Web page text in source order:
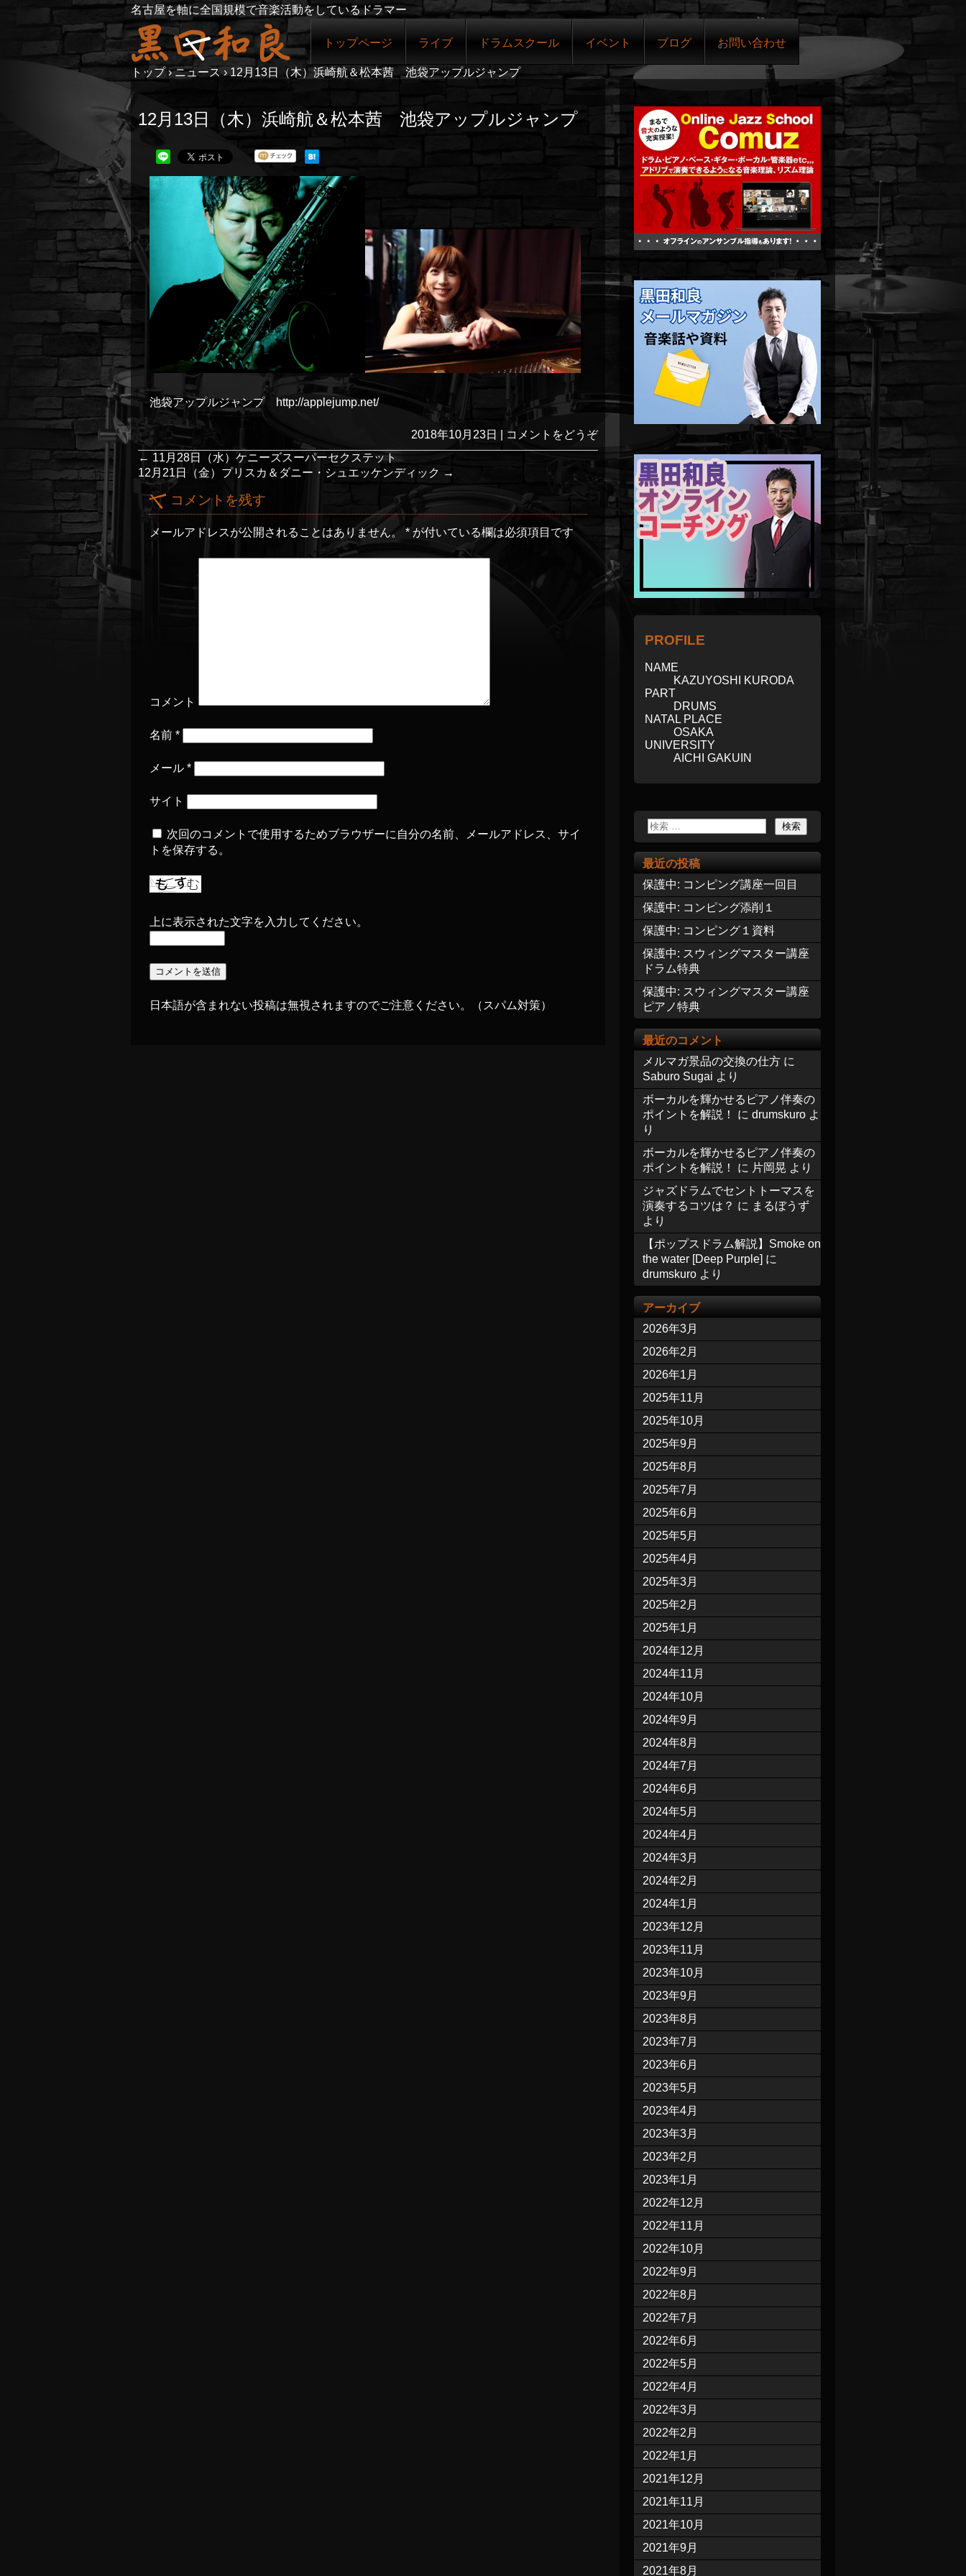
名古屋を軸に全国規模で音楽活動をしているドラマー
トップページ ライブ ドラムスクール イベント ブログ お問い合わせ
トップ › ニュース › 12月13日（木）浜崎航＆松本茜 池袋アップルジャンプ
12月13日（木）浜崎航＆松本茜 池袋アップルジャンプ
池袋アップルジャンプ http://applejump.net/
2018年10月23日
コメントをどうぞ
← 11月28日（水）ケニーズスーパーセクステット
12月21日（金）プリスカ＆ダニー・シュエッケンディック →
コメントを残す
メールアドレスが公開されることはありません。 * が付いている欄は必須項目です
コメント
名前 *
メール *
サイト
次回のコメントで使用するためブラウザーに自分の名前、メールアドレス、サイ
トを保存する。
上に表示された文字を入力してください。
日本語が含まれない投稿は無視されますのでご注意ください。（スパム対策）
PROFILE
NAME
KAZUYOSHI KURODA
PART
DRUMS
NATAL PLACE
OSAKA
UNIVERSITY
AICHI GAKUIN
最近の投稿
保護中: コンピング講座一回目
保護中: コンピング添削１
保護中: コンピング１資料
保護中: スウィングマスター講座
ドラム特典
保護中: スウィングマスター講座
ピアノ特典
最近のコメント
メルマガ景品の交換の仕方 に
Saburo Sugai より
ボーカルを輝かせるピアノ伴奏の
ポイントを解説！
に drumskuro よ
り
ボーカルを輝かせるピアノ伴奏の
ポイントを解説！
に 片岡晃 より
ジャズドラムでセントトーマスを
演奏するコツは？ に まるぼうず
より
【ポップスドラム解説】Smoke on
the water [Deep Purple] に
drumskuro より
アーカイブ
2026年3月
2026年2月
2026年1月
2025年11月
2025年10月
2025年9月
2025年8月
2025年7月
2025年6月
2025年5月
2025年4月
2025年3月
2025年2月
2025年1月
2024年12月
2024年11月
2024年10月
2024年9月
2024年8月
2024年7月
2024年6月
2024年5月
2024年4月
2024年3月
2024年2月
2024年1月
2023年12月
2023年11月
2023年10月
2023年9月
2023年8月
2023年7月
2023年6月
2023年5月
2023年4月
2023年3月
2023年2月
2023年1月
2022年12月
2022年11月
2022年10月
2022年9月
2022年8月
2022年7月
2022年6月
2022年5月
2022年4月
2022年3月
2022年2月
2022年1月
2021年12月
2021年11月
2021年10月
2021年9月
2021年8月